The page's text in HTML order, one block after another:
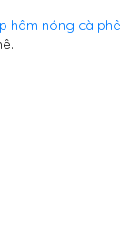
hâm nóng cà phê